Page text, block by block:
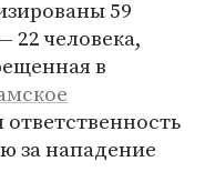
59
22 человека,
в
ответственность
за нападение